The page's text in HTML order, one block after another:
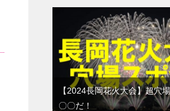
【2024長岡花火大会】超穴
〇〇だ！